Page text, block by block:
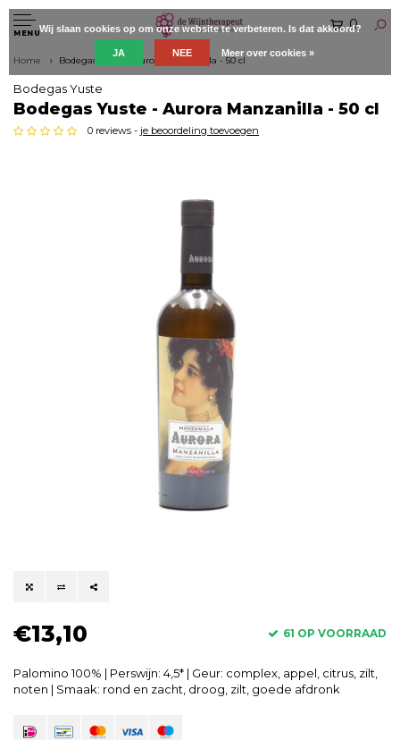
MENU
0
Home Bodegas Yuste - Aurora Manzanilla - 50 cl
Bodegas Yuste
Bodegas Yuste - Aurora Manzanilla - 50 cl
0 reviews - je beoordeling toevoegen
€13,10 61 OP VOORRAAD
Palomino 100% | Perswijn: 4,5* | Geur: complex, appel, citrus, zilt,
noten | Smaak: rond en zacht, droog, zilt, goede afdronk
Wij slaan cookies op om onze website te verbeteren. Is dat akkoord?
JA NEE Meer over cookies »